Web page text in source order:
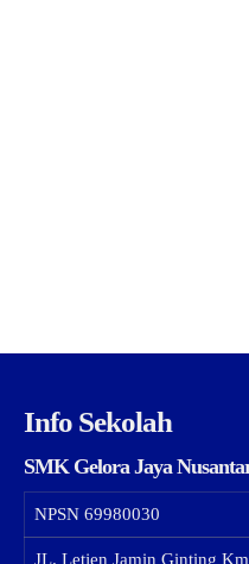
Info Sekolah
SMK Gelora Jaya
NPSN 69980030
JL. Letjen Jamin Ginting